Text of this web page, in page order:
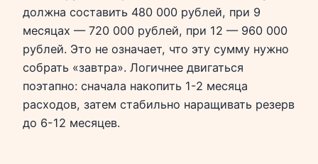
должна составить 480 000 рублей, при 9
месяцах — 720 000 рублей, при 12 — 960 000
рублей. Это не означает, что эту сумму нужно
собрать «завтра». Логичнее двигаться
поэтапно: сначала накопить 1-2 месяца
расходов, затем стабильно наращивать резерв
до 6-12 месяцев.